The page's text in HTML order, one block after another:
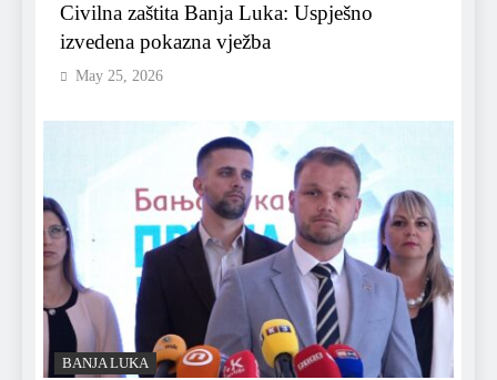
Civilna zaštita Banja Luka: Uspješno
izvedena pokazna vježba
May 25, 2026
BANJA LUKA